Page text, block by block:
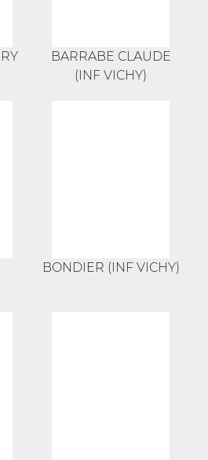
BARRABE CLAUDE
(INF VICHY)
BONDIER (INF VICHY)